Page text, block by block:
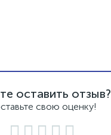
оставить отзыв?
свою оценку!